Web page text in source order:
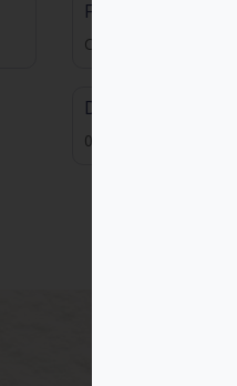
Formato
Cerámica
Dimensiones
0.00x0.00